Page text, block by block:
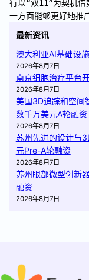
行以“双11”为契机借
一方面能够更好地推
最新资讯
澳大利亚AI基础设
2026年8月7日
南京细胞治疗平台
2026年8月7日
美国3D追踪和空间
数千万美元A轮融资
2026年8月7日
苏州先进的设计与
元Pre-A轮融资
2026年8月7日
苏州眼部微型创新
融资
2026年8月7日